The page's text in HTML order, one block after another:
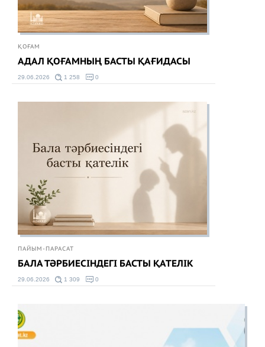
ҚОҒАМ
АДАЛ ҚОҒАМНЫҢ БАСТЫ ҚАҒИДАСЫ
29.06.2026 1 258 0
ПАЙЫМ-ПАРАСАТ
БАЛА ТӘРБИЕСІНДЕГІ БАСТЫ ҚАТЕЛІК
29.06.2026 1 309 0